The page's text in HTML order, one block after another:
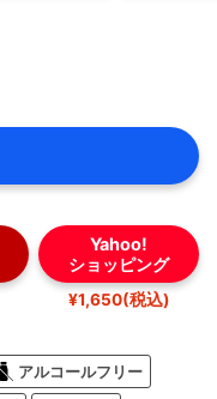
Yahoo!
ショッピング
¥1,650(税込)
アルコールフリー